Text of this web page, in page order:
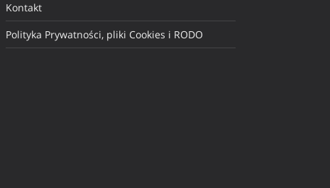
Kontakt
Polityka Prywatności, pliki Cookies i RODO